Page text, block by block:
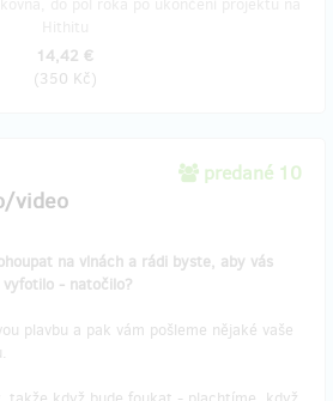
14,42 €
(350 Kč)
predané 10
video
na vlnách a rádi byste, aby vás
- natočilo?
plavbu a pak vám pošleme nějaké vaše